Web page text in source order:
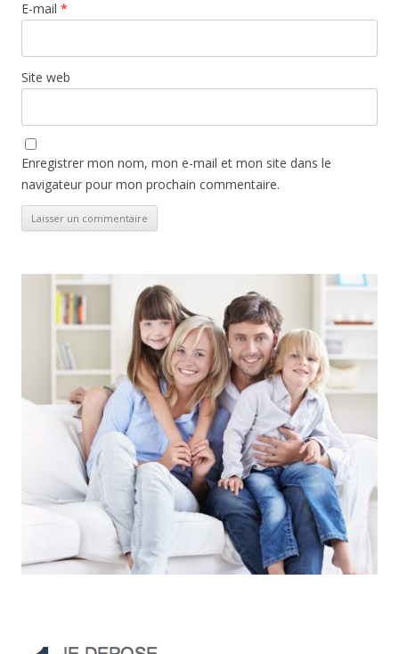
E-mail *
Site web
Enregistrer mon nom, mon e-mail et mon site dans le
navigateur pour mon prochain commentaire.